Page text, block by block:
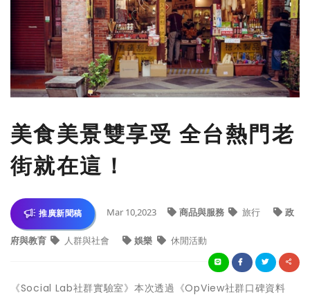
刊登
美食美景雙享受 全台熱門老
街就在這！
推廣新聞稿 Mar 10,2023 商品與服務 旅行 政
府與教育 人群與社會 娛樂 休閒活動
《Social Lab社群實驗室》本次透過《OpView社群口碑資料